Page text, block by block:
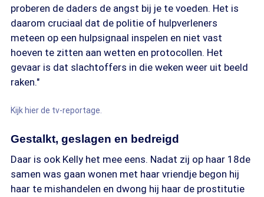
proberen de daders de angst bij je te voeden. Het is
daarom cruciaal dat de politie of hulpverleners
meteen op een hulpsignaal inspelen en niet vast
hoeven te zitten aan wetten en protocollen. Het
gevaar is dat slachtoffers in die weken weer uit beeld
raken."
Kijk hier de tv-reportage.
Gestalkt, geslagen en bedreigd
Daar is ook Kelly het mee eens. Nadat zij op haar 18de
samen was gaan wonen met haar vriendje begon hij
haar te mishandelen en dwong hij haar de prostitutie